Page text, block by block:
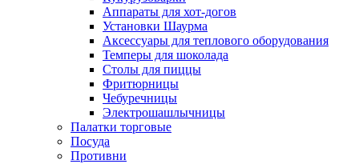
Аппараты для хот-догов
Установки Шаурма
Аксессуары для теплового оборудования
Темперы для шоколада
Столы для пиццы
Фритюрницы
Чебуречницы
Электрошашлычницы
Палатки торговые
Посуда
Противни